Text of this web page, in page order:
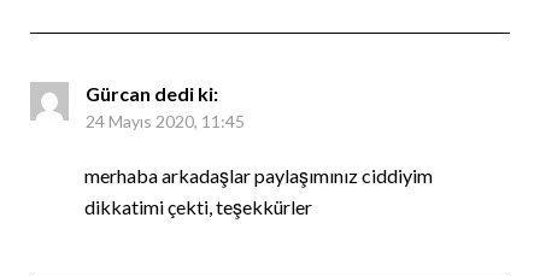
Gürcan dedi ki:
24 Mayıs 2020, 11:45
merhaba arkadaşlar paylaşımınız ciddiyim
dikkatimi çekti, teşekkürler